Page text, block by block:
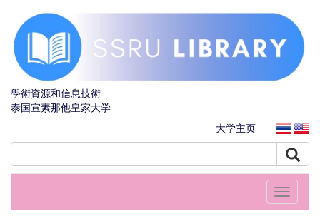
學術資源和信息技術
泰国宣素那他皇家大学
大学主页
Toggle